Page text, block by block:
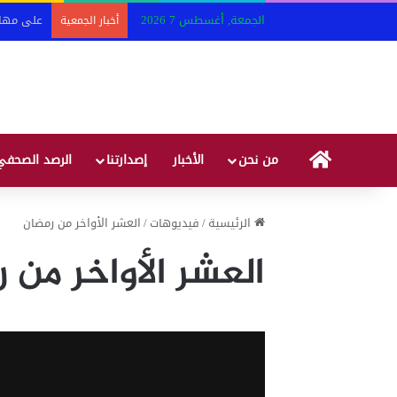
الجمعة, أغسطس 7 2026 أخبار الجمعية
HOMEمن نحن الأخبار إصدارتنا الرصد
الرئيسية/فيديوهات/العشر الأواخر من رمضان
العشر الأواخر